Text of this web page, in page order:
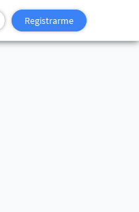
Registrarme